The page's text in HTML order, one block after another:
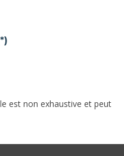
est non exhaustive et peut